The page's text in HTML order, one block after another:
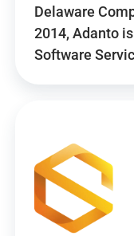
Delaware
2014, Adanto
Software